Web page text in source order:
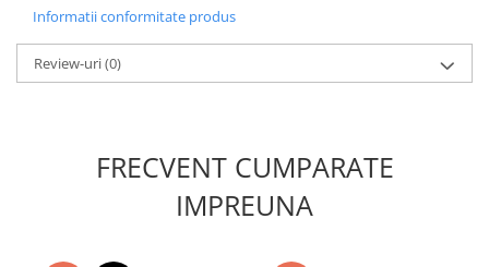
Informatii conformitate produs
Review-uri(0)
FRECVENT CUMPARATE
IMPREUNA